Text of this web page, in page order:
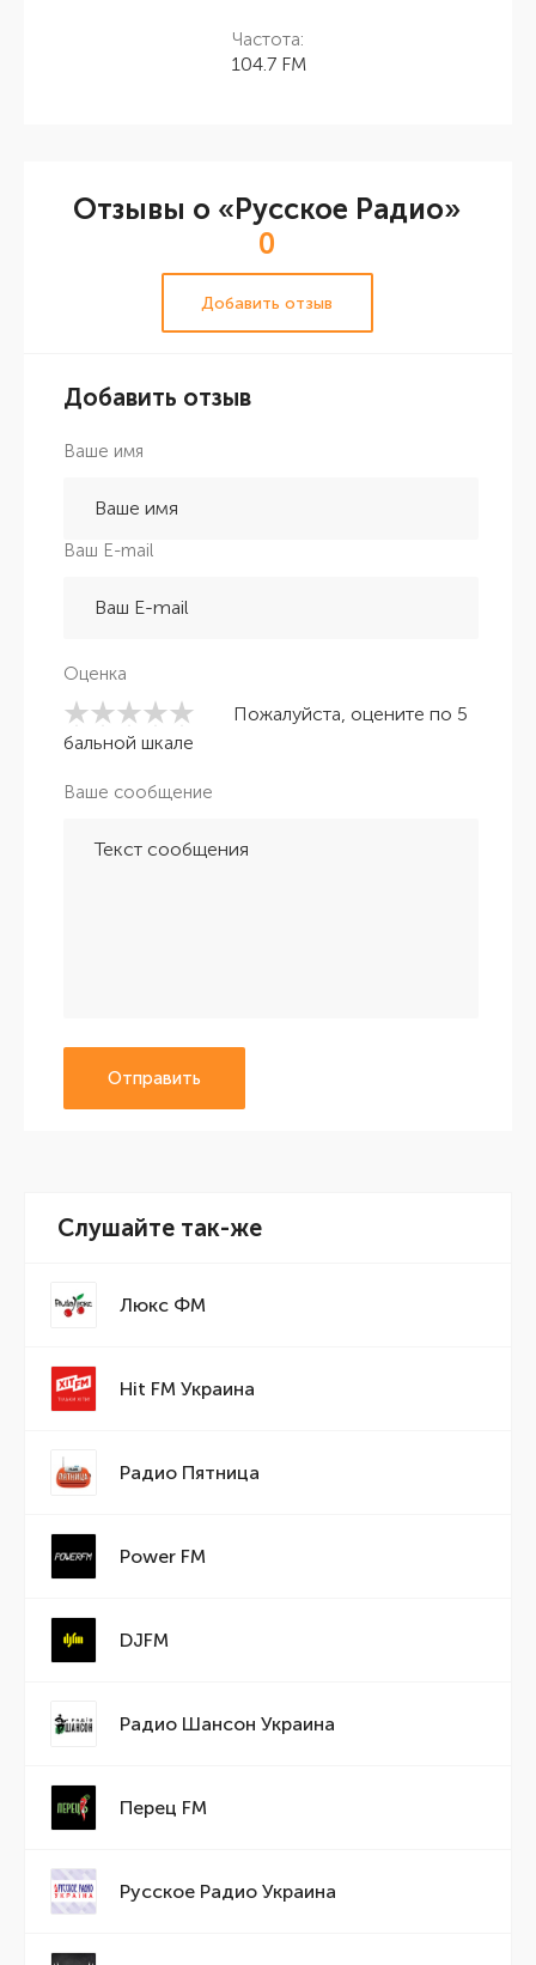
Частота:
104.7 FM
Отзывы о «Русское Радио»
0
Добавить отзыв
Добавить отзыв
Ваше имя
Ваш E-mail
Оценка
Пожалуйста, оцените по 5
бальной шкале
Ваше сообщение
Отправить
Слушайте так-же
Люкс ФМ
Hit FM Украина
Радио Пятница
Power FM
DJFM
Радио Шансон Украина
Перец FM
Русское Радио Украина